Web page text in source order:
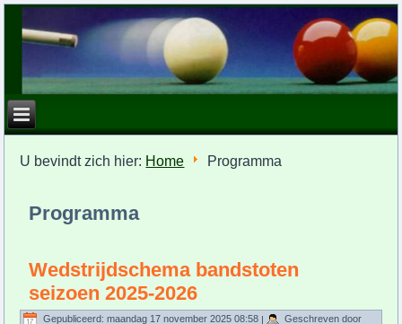
U bevindt zich hier: Home Programma
Programma
Wedstrijdschema bandstoten
seizoen 2025-2026
Gepubliceerd: maandag 17 november 2025 08:58 |
Geschreven door